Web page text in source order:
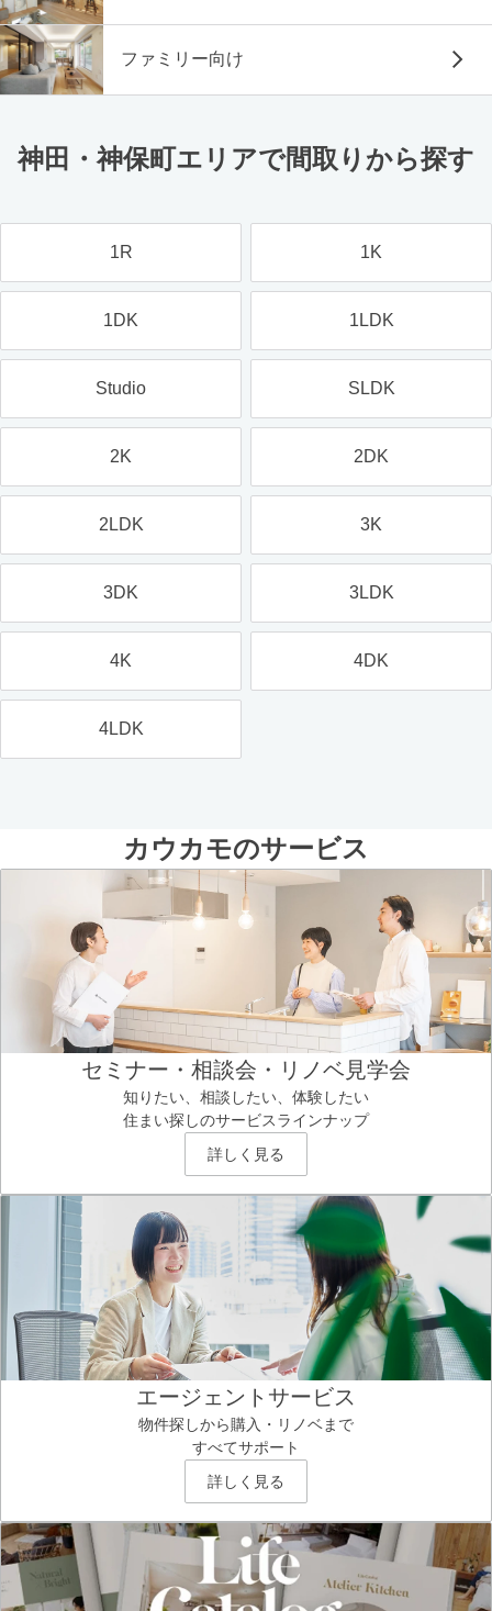
ファミリー向け
神田・神保町エリアで間取りから探す
1R 1K
1DK 1LDK
Studio SLDK
2K 2DK
2LDK 3K
3DK 3LDK
4K 4DK
4LDK
カウカモのサービス
セミナー・相談会・リノベ見学会
知りたい、相談したい、体験したい
住まい探しのサービスラインナップ
詳しく見る
エージェントサービス
物件探しから購入・リノベまで
すべてサポート
詳しく見る